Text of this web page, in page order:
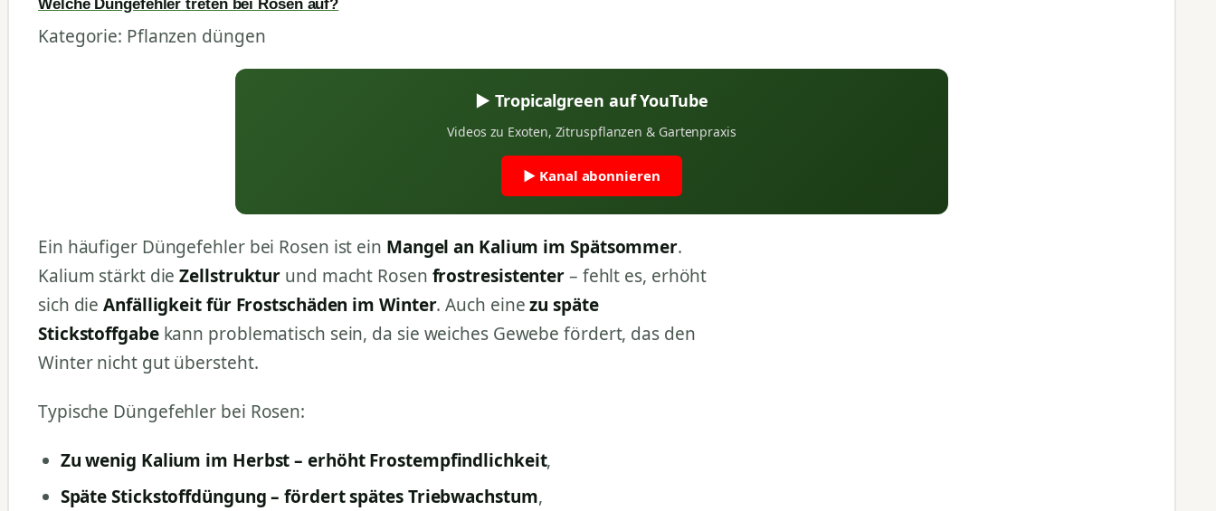
Welche Düngefehler treten bei Rosen auf?
Kategorie: Pflanzen düngen
▶ Tropicalgreen auf YouTube
Videos zu Exoten, Zitruspflanzen & Gartenpraxis
▶ Kanal abonnieren
Ein häufiger Düngefehler bei Rosen ist ein Mangel an Kalium im Spätsommer.
Kalium stärkt dieZellstruktur und macht Rosen frostresistenter– fehlt es, erhöht
sich dieAnfälligkeit für Frostschäden im Winter. Auch einezu späte
Stickstoffgabekann problematisch sein, da sie weiches Gewebe fördert, das den
Winter nicht gut übersteht.
Typische Düngefehler bei Rosen:
Zu wenig Kalium im Herbst – erhöht Frostempfindlichkeit,
Späte Stickstoffdüngung – fördert spätes Triebwachstum,